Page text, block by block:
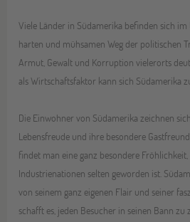
Viele Länder in Südamerika befinden sich
harten und mühsamen Weg der politischen
Armut, Gewalt und Korruption vielerorts
als Wirtschaftsfaktor kann sich Südamerika
Die Einwohner von Südamerika zeichnen
Lebensfreude und ihre besondere
findet man eine ganz besondere
Industrienationen selten geworden ist.
von seinem ganz eigenen Flair und seiner
schafft es, jeden Besucher in seinen Bann zu